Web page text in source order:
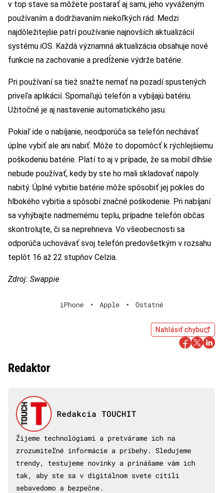
v top stave sa môžete postarať aj sami, jeho vyváženým
používaním a dodržiavaním niekoľkých rád. Medzi
najdôležitejšie patrí používanie najnovších aktualizácií
systému iOS. Každá významná aktualizácia obsahuje nové
funkcie na zachovanie a predĺženie výdrže batérie.
Pri používaní sa tiež snažte nemať na pozadí spustených
priveľa aplikácií. Spomaľujú telefón a vybíjajú batériu.
Užitočné je aj nastavenie automatického jasu.
Pokiaľ ide o nabíjanie, neodporúča sa telefón nechávať
úplne vybiť ale ani nabiť. Môže to dopomôcť k rýchlejšiemu
poškodeniu batérie. Platí to aj v prípade, že sa mobil dlhšie
nebude používať, kedy by ste ho mali skladovať napoly
nabitý. Úplné vybitie batérie môže spôsobiť jej pokles do
hlbokého vybitia a spôsobí značné poškodenie. Pri nabíjaní
sa vyhýbajte nadmernému teplu, prípadne telefón občas
skontrolujte, či sa neprehrieva. Vo všeobecnosti sa
odporúča uchovávať svoj telefón predovšetkým v rozsahu
teplôt 16 až 22 stupňov Celzia.
Zdroj: Swappie
iPhone • Apple • Ostatné
Nahlásiť chybu
Redaktor
Redakcia TOUCHIT
Žijeme technológiami a pretvárame ich na
zrozumiteľné informácie a príbehy. Sledujeme
trendy, testujeme novinky a prinášame vám ich
tak, aby ste sa v digitálnom svete cítili
sebavedomo a bezpečne.